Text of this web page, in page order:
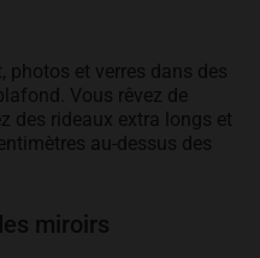
photos et verres dans des
Vous rêvez de
des rideaux extra longs et
au-dessus des
miroirs